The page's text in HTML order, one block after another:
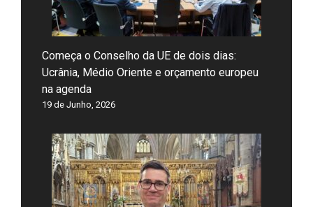
Começa o Conselho da UE de dois dias:
Ucrânia, Médio Oriente e orçamento europeu
na agenda
19 de Junho, 2026